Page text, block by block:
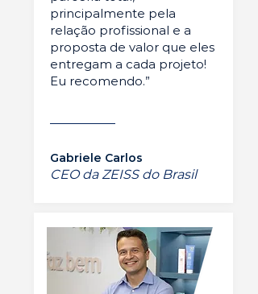
principalmente pela
relação profissional e a
proposta de valor que eles
entregam a cada projeto!
Eu recomendo.”
Gabriele Carlos
CEO da ZEISS do Brasil